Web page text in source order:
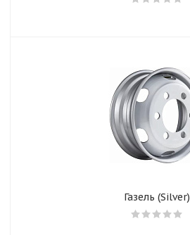
Газель (Silver)